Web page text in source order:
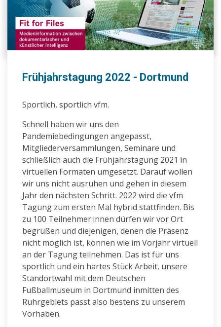
Frühjahrstagung 2022 - Dortmund
Sportlich, sportlich vfm.
Schnell haben wir uns den
Pandemiebedingungen angepasst,
Mitgliederversammlungen, Seminare und
schließlich auch die Frühjahrstagung 2021 in
virtuellen Formaten umgesetzt. Darauf wollen
wir uns nicht ausruhen und gehen in diesem
Jahr den nächsten Schritt. 2022 wird die vfm
Tagung zum ersten Mal hybrid stattfinden. Bis
zu 100 Teilnehmer:innen dürfen wir vor Ort
begrüßen und diejenigen, denen die Präsenz
nicht möglich ist, können wie im Vorjahr virtuell
an der Tagung teilnehmen. Das ist für uns
sportlich und ein hartes Stück Arbeit, unsere
Standortwahl mit dem Deutschen
Fußballmuseum in Dortmund inmitten des
Ruhrgebiets passt also bestens zu unserem
Vorhaben.